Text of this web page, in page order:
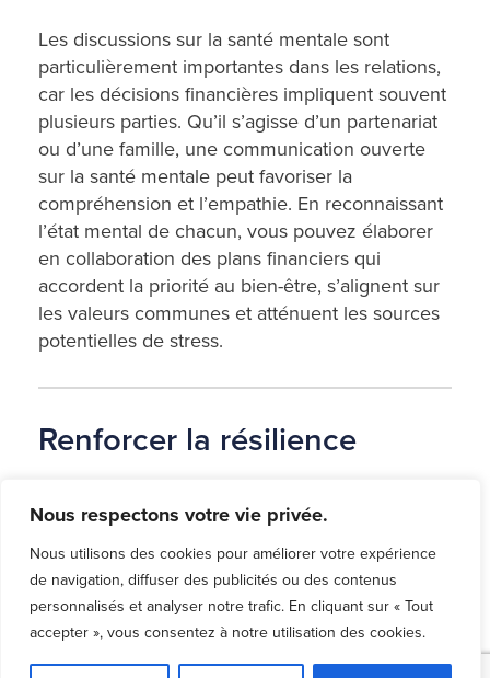
Nous respectons votre vie privée.
Nous utilisons des cookies pour améliorer votre expérience
de navigation, diffuser des publicités ou des contenus
personnalisés et analyser notre trafic. En cliquant sur « Tout
accepter », vous consentez à notre utilisation des cookies.
Les discussions sur la santé mentale sont
particulièrement importantes dans les relations,
car les décisions financières impliquent souvent
plusieurs parties. Qu’il s’agisse d’un partenariat
ou d’une famille, une communication ouverte
sur la santé mentale peut favoriser la
compréhension et l’empathie. En reconnaissant
l’état mental de chacun, vous pouvez élaborer
en collaboration des plans financiers qui
accordent la priorité au bien-être, s’alignent sur
les valeurs communes et atténuent les sources
potentielles de stress.
Renforcer la résilience
planification financière contribue à renforcer la
résilience, c’est-à-dire la capacité de rebondir
face aux défis et aux revers. En comprenant
comment la santé mentale influence vos
comportements financiers, vous pouvez
élaborer des stratégies pour surmonter les